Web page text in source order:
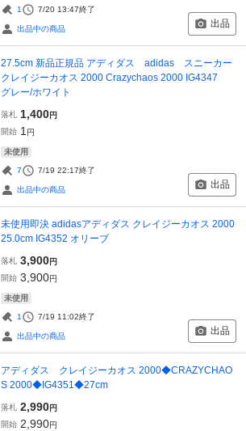
1 7/20 13:47終了
出品中の商品 出品
27.5cm 新品正規品 アディダス adidas スニーカー
クレイジーカオス 2000 Crazychaos 2000 IG4347
グレー/ホワイト
落札 1,400円
開始 1 円
未使用
7 7/19 22:17終了
出品中の商品 出品
未使用即決 adidasアディダス クレイジーカオス 2000
25.0cm IG4352 オリーブ
落札 3,900円
開始 3,900円
未使用
1 7/19 11:02終了
出品中の商品 出品
アディダス クレイジーカオス 2000◆CRAZYCHAO
S 2000◆IG4351◆27cm
落札 2,990円
開始 2,990円